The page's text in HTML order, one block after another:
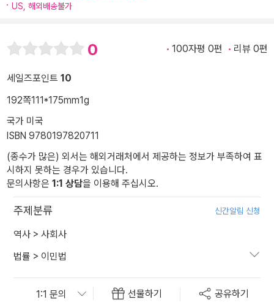
US, 해외배송불가
0 100자평 0편 리뷰 0편
세일즈포인트 10
192쪽111*175mm1g
국가 미국
ISBN 9780197820711
(종수가 많은) 외서는 해외거래처에서 제공하는 정보가 부족하여 표
시하지 못하는 경우가 있습니다.
문의사항은 1:1 상담을 이용해 주십시오.
주제분류 신간알림 신청
역사 > 사회사
법률 > 이민법
선물하기 공유하기